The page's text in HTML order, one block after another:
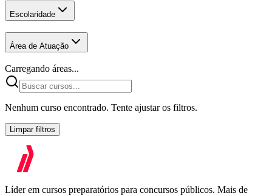
Escolaridade
Área de Atuação
Carregando áreas...
Nenhum curso encontrado. Tente ajustar os filtros.
Limpar filtros
Líder em cursos preparatórios para concursos públicos. Mais de